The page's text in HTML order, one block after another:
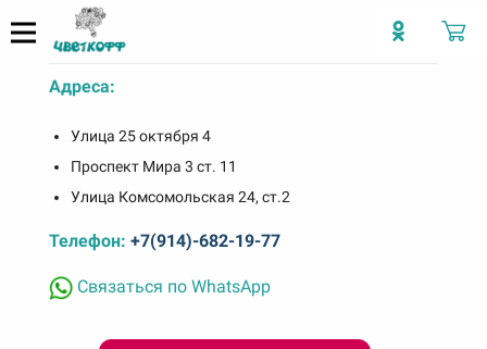
Адреса:
Улица 25 октября 4
Проспект Мира 3 ст. 11
Улица Комсомольская 24, ст.2
Телефон: +7(914)-682-19-77
Связаться по WhatsApp